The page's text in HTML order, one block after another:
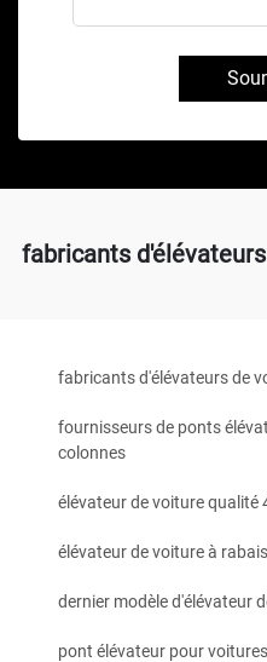
fabricants
fabricants d'élévateurs de
fournisseurs de ponts
colonnes
élévateur de voiture qualité
élévateur de voiture à
dernier modèle d'élévateur
pont élévateur pour